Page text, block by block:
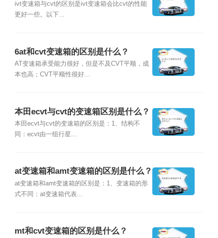
ivt变速箱与cvt的区别是ivt变速箱会比cvt的性能
更好一些。以下...
6at和cvt变速箱的区别是什么？
AT变速箱承受能力很好，但是不及CVT平顺，成
本也高；CVT平顺性很好...
本田ecvt与cvt的变速箱区别是什么？
本田ecvt与cvt的变速箱的区别是：1、结构不
同：ecvt由一组行星...
at变速箱和amt变速箱的区别是什么？
at变速箱和amt变速箱的区别是：1、变速箱的形
式不同：at变速箱代表...
mt和cvt变速箱的区别是什么？